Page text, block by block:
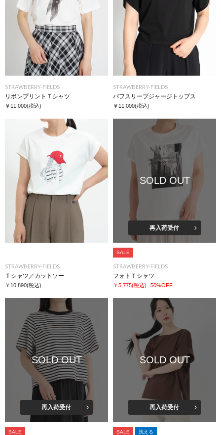
STRAWBERRY-FIELDS
リボンプリントＴシャツ
￥11,000(税込)
STRAWBERRY-FIELDS
パフスリーブジャージトップス
￥11,000(税込)
STRAWBERRY-FIELDS
Ｔシャツ／カットソー
￥10,890(税込)
SOLD OUT
再入荷受付
SALE
STRAWBERRY-FIELDS
フォトＴシャツ
￥5,775(税込) 50%OFF
SOLD OUT
再入荷受付
SALE
SOLD OUT
再入荷受付
SALE 洗える